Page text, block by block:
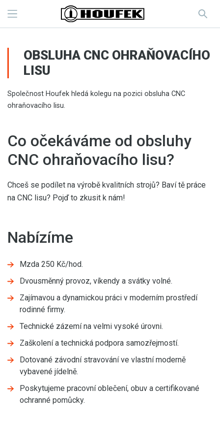
OBSLUHA CNC OHRAŇOVACÍHO
LISU
Společnost Houfek hledá kolegu na pozici obsluha CNC
ohraňovacího lisu.
Co očekáváme od obsluhy
CNC ohraňovacího lisu?
Chceš se podílet na výrobě kvalitních strojů? Baví tě práce
na CNC lisu? Pojď to zkusit k nám!
Nabízíme
Mzda 250 Kč/hod.
Dvousměnný provoz, víkendy a svátky volné.
Zajímavou a dynamickou práci v moderním prostředí
rodinné firmy.
Technické zázemí na velmi vysoké úrovni.
Zaškolení a technická podpora samozřejmostí.
Dotované závodní stravování ve vlastní moderně
vybavené jídelně.
Poskytujeme pracovní oblečení, obuv a certifikované
ochranné pomůcky.